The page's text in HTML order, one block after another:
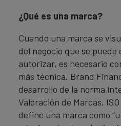
¿Qué es una marca?
Cuando una marca se
del negocio que se
autorizar, es necesario
más técnica. Brand
desarrollo de la norma
Valoración de Marcas,
define una marca como